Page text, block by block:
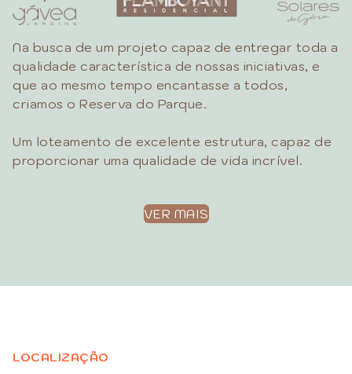
Na busca de um projeto capaz de entregar toda a
qualidade característica de nossas iniciativas, e
que ao mesmo tempo encantasse a todos,
criamos o Reserva do Parque.
Um loteamento de excelente estrutura, capaz de
proporcionar uma qualidade de vida incrível.
VER MAIS
LOCALIZAÇÃO